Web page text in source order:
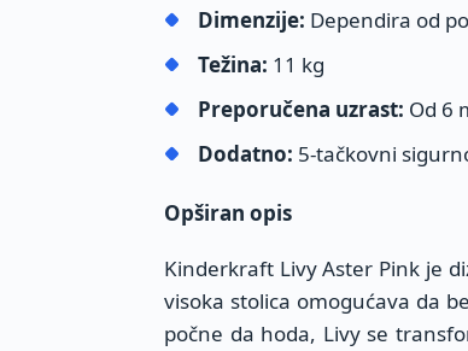
Dimenzije: Dependira od
Težina: 11 kg
Preporučena uzrast: Od 6
Dodatno: 5-tačkovni
Opširan opis
Kinderkraft Livy Aster Pink je
visoka stolica omogućava da
počne da hoda, Livy se